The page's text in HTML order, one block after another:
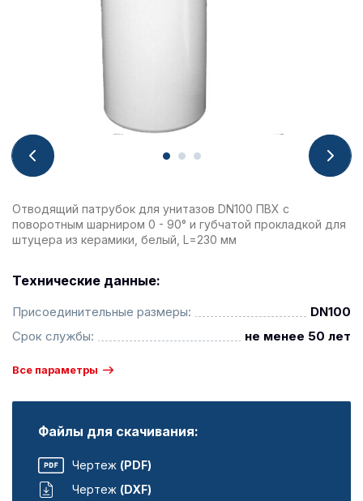
Отводящий патрубок для унитазов DN100 ПВХ с
поворотным шарниром 0 - 90° и губчатой прокладкой для
штуцера из керамики, белый, L=230 мм
Технические данные:
Присоединительные размеры:
DN100
Срок службы:
не менее 50 лет
Все параметры
Файлы для скачивания:
Чертеж (PDF)
Чертеж (DXF)